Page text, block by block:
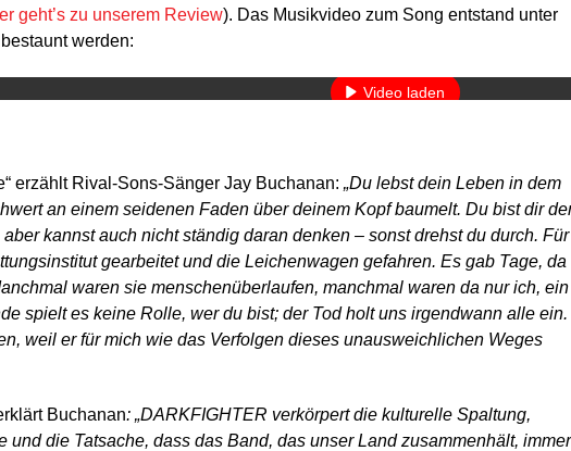
geht’s zu unserem Review). Das Musikvideo zum Song entstand unter
werden:
Mit dem Laden des Videos akzeptieren Sie die
Video laden
erzählt Rival-Sons-Sänger Jay Buchanan: „Du lebst dein Leben in dem
an einem seidenen Faden über deinem Kopf baumelt. Du bist dir
kannst auch nicht ständig daran denken – sonst drehst du durch. Für
gearbeitet und die Leichenwagen gefahren. Es gab Tage, da
waren sie menschenüberlaufen, manchmal waren da nur ich, ein
spielt es keine Rolle, wer du bist; der Tod holt uns irgendwann alle ein.
weil er für mich wie das Verfolgen dieses unausweichlichen Weges
Buchanan: „DARKFIGHTER verkörpert die kulturelle Spaltung,
die Tatsache, dass das Band, das unser Land zusammenhält, immer